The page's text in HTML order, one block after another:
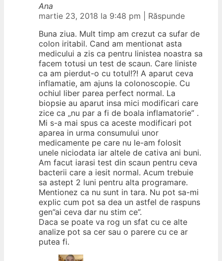
Ana
martie 23, 2018 la 9:48 pm
Răspunde
Buna ziua. Mult timp am crezut ca sufar de
colon iritabil. Cand am mentionat asta
medicului a zis ca pentru linistea noastra sa
facem totusi un test de scaun. Care liniste
ca am pierdut-o cu totul!?! A aparut ceva
inflamatie, am ajuns la colonoscopie. Cu
ochiul liber parea perfect normal. La
biopsie au aparut insa mici modificari care
zice ca „nu par a fi de boala inflamatorie” .
Mi s-a mai spus ca aceste modificari pot
aparea in urma consumului unor
medicamente pe care nu le-am folosit
unele niciodata iar altele de cativa ani buni.
Am facut iarasi test din scaun pentru ceva
bacterii care a iesit normal. Acum trebuie
sa astept 2 luni pentru alta programare.
Mentionez ca nu sunt in tara. Nu pot sa-mi
explic cum pot sa dea un astfel de raspuns
gen”ai ceva dar nu stim ce”.
Daca se poate va rog un sfat cu ce alte
analize pot sa cer sau o parere cu ce ar
putea fi.